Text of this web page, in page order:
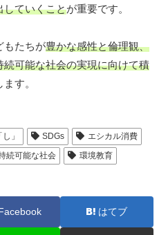
していくことが重要です。
もたちが豊かな感性と倫理観、
可能な社会の実現に向けて積
す。
し」 SDGs
エシカル消費
続可能な社会
環境教育
はてブ